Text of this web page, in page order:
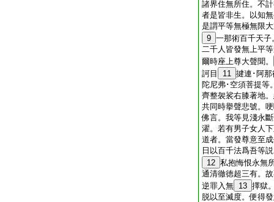
諸界住無所住。不
者是皆非生。以知
是謂平等無極無限
9 一那術百千天
二千人皆發無上平
爾時座上尊大聲聞。
訶目
11 揵連･阿
陀尼弗･空須菩提等
齊整袈裟右膝著地
共同時擧聲悲號。
佛言。我等見淺永
濯。若有男子女人
道者。當發尊意至
日以百千法爲吾等
12 私抱悔恨永無
通清徹徳超三有。
逆罪入無 13 擇獄
脱以至滅度。便得